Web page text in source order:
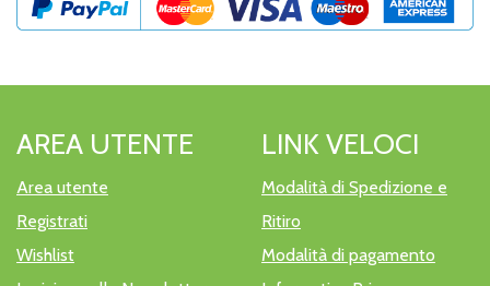
AREA UTENTE
Area utente
Registrati
Wishlist
LINK VELOCI
Modalità di Spedizione e
Ritiro
Modalità di pagamento